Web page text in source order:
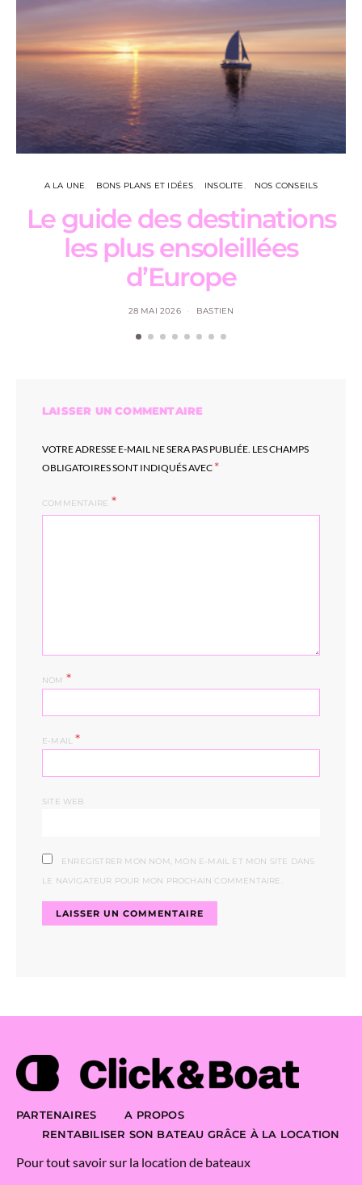
A LA UNE BONS PLANS ET IDÉES INSOLITE NOS CONSEILS
Le guide des destinations
les plus ensoleillées
d’Europe
28 MAI 2026 BASTIEN
LAISSER UN COMMENTAIRE
VOTRE ADRESSE E-MAIL NE SERA PAS PUBLIÉE. LES CHAMPS
OBLIGATOIRES SONT INDIQUÉS AVEC *
COMMENTAIRE
NOM *
E-MAIL*
SITE WEB
ENREGISTRER MON NOM, MON E-MAIL ET MON SITE DANS
LE NAVIGATEUR POUR MON PROCHAIN COMMENTAIRE.
PARTENAIRES
A PROPOS
RENTABILISER SON BATEAU GRÂCE À LA LOCATION
Pour tout savoir sur la location de bateaux